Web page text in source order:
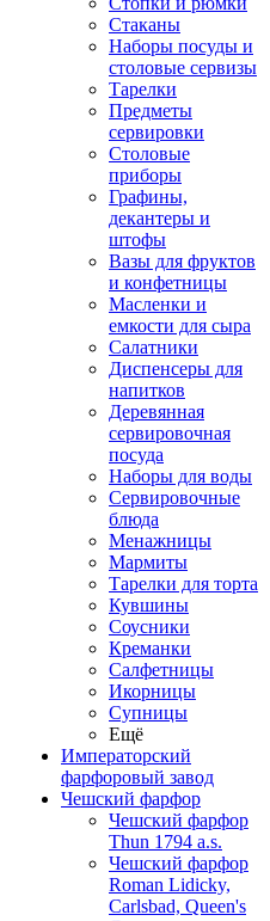
Стаканы
Наборы посуды и
столовые сервизы
Тарелки
Предметы
сервировки
Столовые
приборы
Графины,
декантеры и
штофы
Вазы для фруктов
и конфетницы
Масленки и
емкости для сыра
Салатники
Диспенсеры для
напитков
Деревянная
сервировочная
посуда
Наборы для воды
Сервировочные
блюда
Менажницы
Мармиты
Тарелки для торта
Кувшины
Соусники
Креманки
Салфетницы
Икорницы
Супницы
Ещё
Императорский
фарфоровый завод
Чешский фарфор
Чешский фарфор
Thun 1794 a.s.
Чешский фарфор
Roman Lidicky,
Carlsbad, Queen's